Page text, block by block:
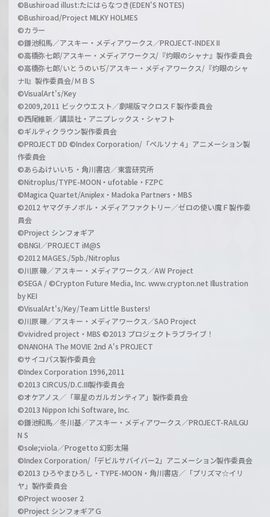
©Bushiroad illust:たにはらなつき(EDEN'S NOTES)
©Bushiroad/Project MILKY HOLMES
©カラー
©鎌池和馬／アスキー・メディアワークス／PROJECT-INDEX II
©高橋弥七郎/アスキー・メディアワークス/『灼眼のシャナ』製作委員会
©高橋弥七郎/いとうのいぢ/アスキー・メディアワークス/『灼眼のシャ
ナII』製作委員会/ＭＢＳ
©VisualArt's/Key
©2009,2011 ビックウエスト／劇場版マクロスＦ製作委員会
©西尾維新／講談社・アニプレックス・シャフト
©ギルティクラウン製作委員会
©PROJECT DD ©Index Corporation/「ペルソナ４」アニメーション製
作委員会
©あらゐけいいち・角川書店／東雲研究所
©Nitroplus/TYPE-MOON・ufotable・FZPC
©Magica Quartet/Aniplex・Madoka Partners・MBS
©2012 ヤマグチノボル・メディアファクトリー／ゼロの使い魔Ｆ製作委
員会
©Project シンフォギア
©BNGI／PROJECT iM@S
©2012 MAGES./5pb./Nitroplus
©川原 礫／アスキー・メディアワークス／AW Project
©SEGA / ©Crypton Future Media, Inc. www.crypton.net Illustration
by KEI
©VisualArt's/Key/Team Little Busters!
©川原 礫／アスキー・メディアワークス／SAO Project
©vividred project・MBS ©2013 プロジェクトラブライブ！
©NANOHA The MOVIE 2nd A's PROJECT
©サイコパス製作委員会
©Index Corporation 1996,2011
©2013 CIRCUS/D.C.III製作委員会
©オケアノス／「翠星のガルガンティア」製作委員会
©2013 Nippon Ichi Software, Inc.
©鎌池和馬／冬川基／アスキー・メディアワークス／PROJECT-RAILGU
N S
©sole;viola／Progetto 幻影太陽
©Index Corporation/「デビルサバイバー2」アニメーション製作委員会
©2013 ひろやまひろし・TYPE-MOON・角川書店／「プリズマ☆イリ
ヤ」製作委員会
©Project wooser 2
©Project シンフォギアＧ